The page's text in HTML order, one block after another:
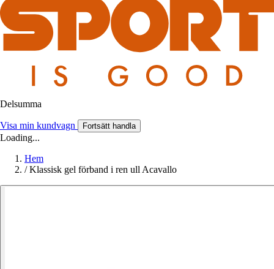
Delsumma
Visa min kundvagn Fortsätt handla
Loading...
Hem
/ Klassisk gel förband i ren ull Acavallo